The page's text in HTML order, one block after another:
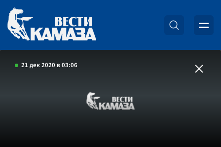
21 дек 2020 в 03:06